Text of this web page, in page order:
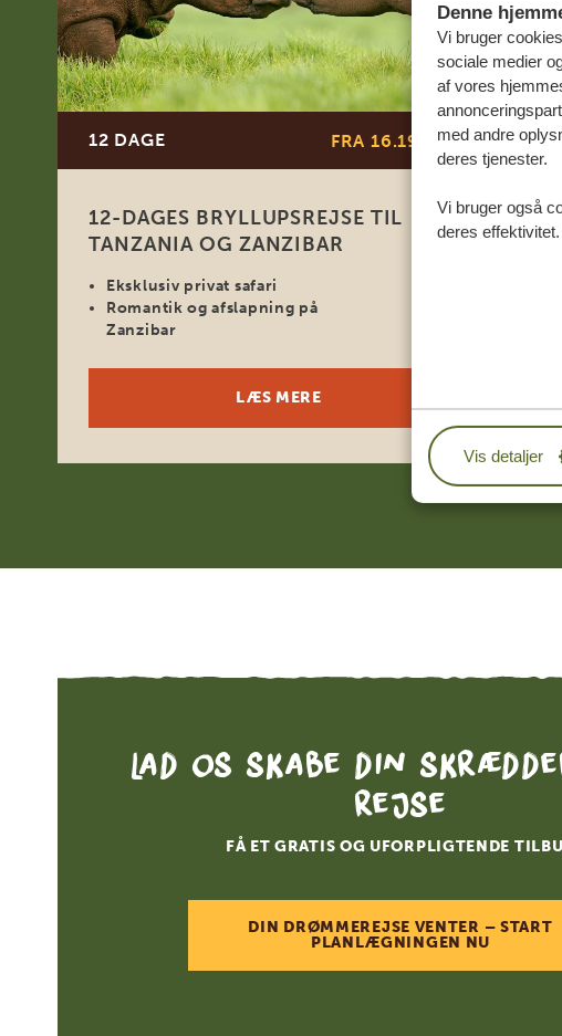
Denne
Vi bruger
sociale medier
af vores
med andre
deres tjenester.
Vi bruger også
deres
Vis detaljer
12 DAGE FRA 16.190 KR*
12-DAGES BRYLLUPSREJSE TIL
TANZANIA OG ZANZIBAR
Eksklusiv privat safari
Romantik og afslapning på
Zanzibar
LÆS MERE
Lad os skabe din
rejse
FÅ ET GRATIS OG UFORPLIGTENDE
DIN DRØMMEREJSE VENTER – START
PLANLÆGNINGEN NU